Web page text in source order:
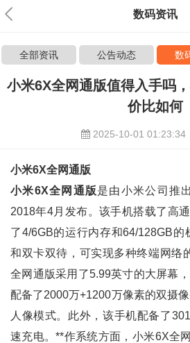
数码资讯
全部资讯 公告动态 数
小米6X全网通版值得入手吗
价比如何
2025-10-01 01:23:34
小米6X全网通版
小米6X全网通版是由小米公司推
2018年4月发布。该手机搭载了高
了4/6GB的运行内存和64/128GB的
和双卡双待，可实现多种终端网络
全网通版采用了5.99英寸的大屏幕
配备了2000万+1200万像素的双摄
人像模式。此外，该手机配备了
速充电。**作系统方面，小米6X全